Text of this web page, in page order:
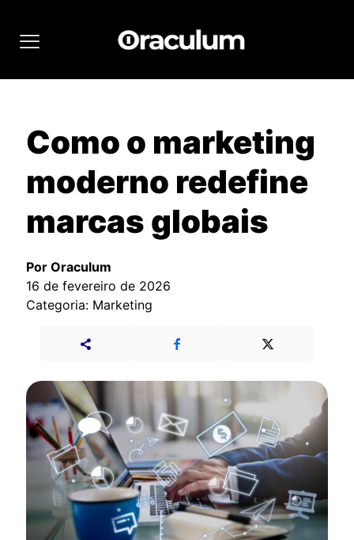
Como o marketing
moderno redefine
marcas globais
Por Oraculum
16 de fevereiro de 2026
Categoria: Marketing